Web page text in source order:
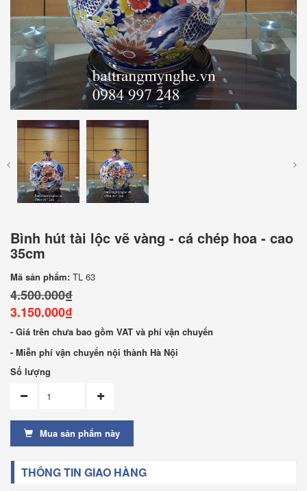
Bình hút tài lộc vẽ vàng - cá chép hoa - cao
35cm
Mã sản phẩm: TL 63
4.500.000₫
3.150.000₫
- Giá trên chưa bao gồm VAT và phí vận chuyển
- Miễn phí vận chuyển nội thành Hà Nội
Số lượng
Mua sản phẩm này
THÔNG TIN GIAO HÀNG